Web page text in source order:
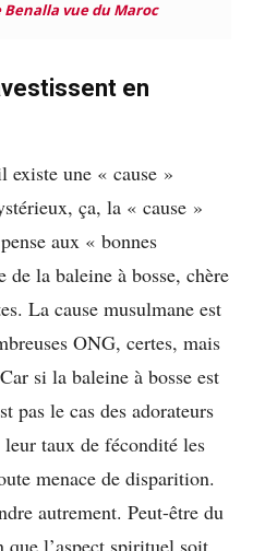
Benalla vue du Maroc
en
existe une « cause »
ça, la « cause »
aux « bonnes
de la baleine à bosse, chère
La cause musulmane est
ONG, certes, mais
si la baleine à bosse est
pas le cas des adorateurs
taux de fécondité les
menace de disparition.
autrement. Peut-être du